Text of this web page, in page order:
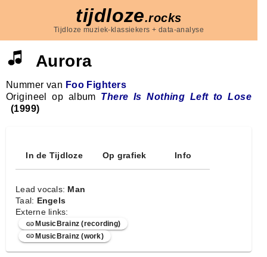
tijdloze.rocks
Tijdloze muziek-klassiekers + data-analyse
Aurora
Nummer van Foo Fighters
Origineel op album There Is Nothing Left to Lose
(1999)
In de Tijdloze Op grafiek Info
Lead vocals: Man
Taal: Engels
Externe links:
MusicBrainz (recording)
MusicBrainz (work)